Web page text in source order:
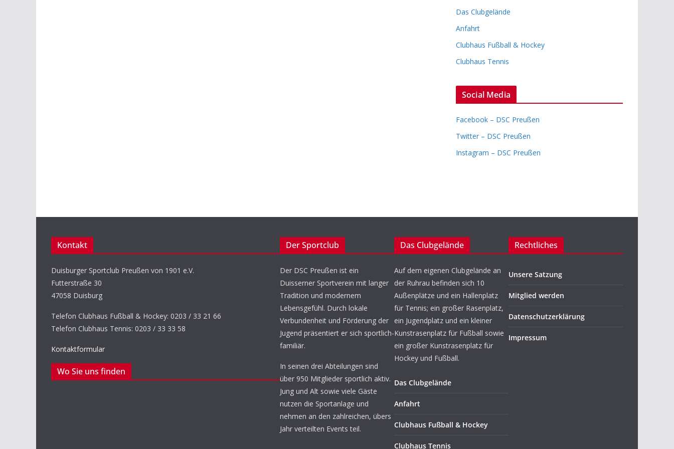
Das Clubgelände
Anfahrt
Clubhaus Fußball & Hockey
Clubhaus Tennis
Social Media
Facebook – DSC Preußen
Twitter – DSC Preußen
Instagram – DSC Preußen
Kontakt
Duisburger Sportclub Preußen von 1901 e.V.
Futterstraße 30
47058 Duisburg
Telefon Clubhaus Fußball & Hockey: 0203 / 33 21 66
Telefon Clubhaus Tennis: 0203 / 33 33 58
Kontaktformular
Wo Sie uns finden
Der Sportclub
Der DSC Preußen ist ein
Duisserner Sportverein mit langer
Tradition und modernem
Lebensgefühl. Durch lokale
Verbundenheit und Förderung der
Jugend präsentiert er sich sportlich-
familiär.
In seinen drei Abteilungen sind
über 950 Mitglieder sportlich aktiv.
Jung und Alt sowie viele Gäste
nutzen die Sportanlage und
nehmen an den zahlreichen, übers
Jahr verteilten Events teil.
Das Clubgelände
Auf dem eigenen Clubgelände an
der Ruhrau befinden sich 10
Außenplätze und ein Hallenplatz
für Tennis; ein großer Rasenplatz,
ein Jugendplatz und ein kleiner
Kunstrasenplatz für Fußball sowie
ein großer Kunstrasenplatz für
Hockey und Fußball.
Das Clubgelände
Anfahrt
Clubhaus Fußball & Hockey
Clubhaus Tennis
Rechtliches
Unsere Satzung
Mitglied werden
Datenschutzerklärung
Impressum